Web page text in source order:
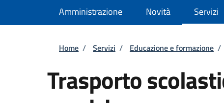
Amministrazione Novità Servizi
Briciole di pane
Home / Servizi / Educazione e formazione /
Trasporto